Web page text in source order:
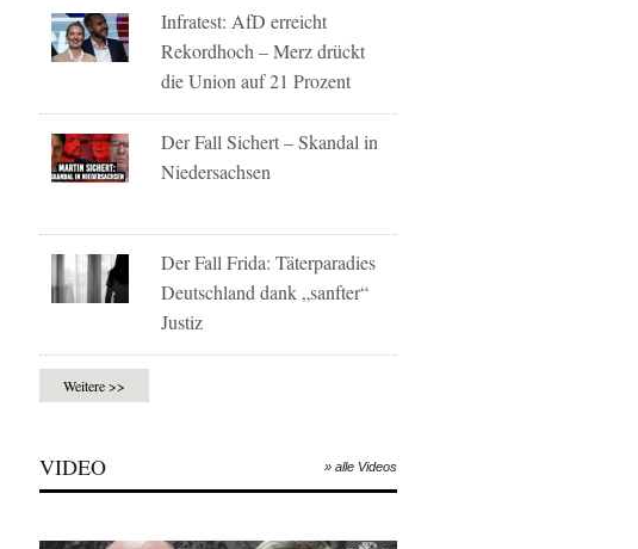
Infratest: AfD erreicht
Rekordhoch – Merz drückt
die Union auf 21 Prozent
Der Fall Sichert – Skandal in
Niedersachsen
Der Fall Frida: Täterparadies
Deutschland dank „sanfter“
Justiz
Weitere >>
VIDEO » alle Videos